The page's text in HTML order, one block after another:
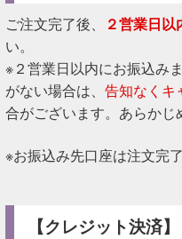
ご注文完了後、 ２営業日以
い。
※２営業日以内にお振込み
がない場合は、 告知なくキ
合がございます。あらかじ
※お振込み先口座は注文完
【クレジット決済】